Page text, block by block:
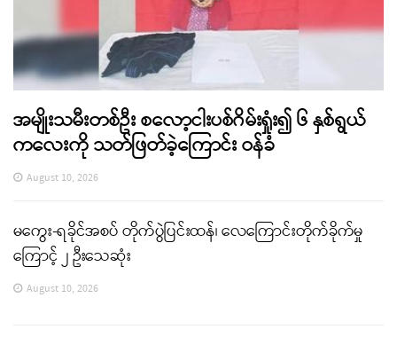
အမျိုးသမီးတစ်ဦး စလော့ငါးပစ်ဂိမ်းရှုံး၍ ၆ နှစ်ရွယ်
ကလေးကို သတ်ဖြတ်ခဲ့ကြောင်း ဝန်ခံ
August 10, 2026
မကွေး-ရခိုင်အစပ် တိုက်ပွဲပြင်းထန်၊ လေကြောင်းတိုက်ခိုက်မှု
ကြောင့် ၂ ဦးသေဆုံး
August 10, 2026